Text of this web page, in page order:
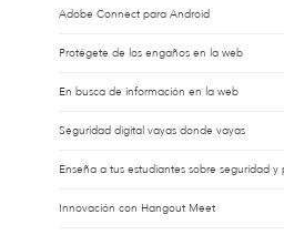
Adobe Connect para Android
Protégete de los engaños en la web
En busca de información en la web
Seguridad digital vayas donde vayas
Enseña a tus estudiantes sobre seguridad
Innovación con Hangout Meet